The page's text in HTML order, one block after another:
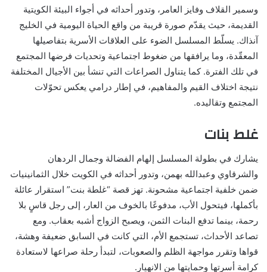
وسمير القلاف وفايز العامر، وتدور أحداثه في أجواء البيئة الكويتية
القديمة، حيث يقدّم صورة قريبة من واقع الحياة اليومية في الخليج
آنذاك. يسلّط المسلسل الضوء على العلاقات الأسرية بتفاصيلها
المعقّدة، وما يرافقها من ضغوط اجتماعية وتحديات فرضها المجتمع
في تلك الفترة. كما يتناول الصراعات التي تنشأ بين الأجيال المختلفة
نتيجة اختلاف القيم والمفاهيم، في إطار درامي يعكس تحوّلات
المجتمع وتقاليده.
غلط بنات
يشارك في بطولة المسلسل إلهام الفضالة وجمال الردهان
والشرقاوي وعبدالله بهمن، وتدور أحداثه في الكويت خلال الثمانينيات
ضمن خلفية اجتماعية مشحونة. تهز قصة “غلطة بنت” استقرار عائلة
بأكملها، فيتحول الأب، مدفوعًا بالخوف من العار، إلى رجل قاسٍ بلا
رحمة، بينما تدفع البنات الثمن، ويصبح الزواج أشبه بعقاب. ومع
تصاعد الأحداث، تستجمع الأم، التي كانت في السابق ضعيفة وهشة،
قواها وتقرر مواجهة الظلم والصعوبات، لتبدأ رحلة صراعها لاستعادة
كرامة أسرتها وحمايتها من الانهيار.